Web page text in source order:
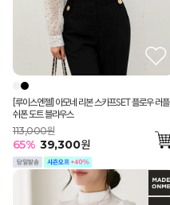
[루이스엔젤] 아모네 리본 스카프SET 플로우 러플
쉬폰 도트 블라우스
113,000원
65% 39,300원